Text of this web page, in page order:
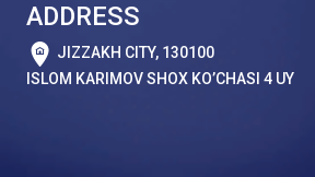
ADDRESS
JIZZAKH CITY, 130100
ISLOM KARIMOV SHOX KO’CHASI 4 UY